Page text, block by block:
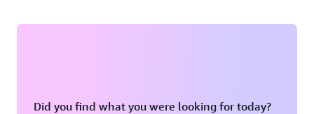
Did you find what you were looking for today?